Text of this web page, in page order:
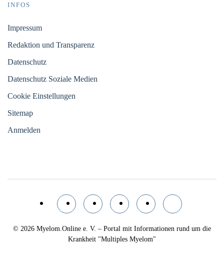
INFOS
Impressum
Redaktion und Transparenz
Datenschutz
Datenschutz Soziale Medien
Cookie Einstellungen
Sitemap
Anmelden
© 2026 Myelom.Online e. V. – Portal mit Informationen rund um die
Krankheit "Multiples Myelom"